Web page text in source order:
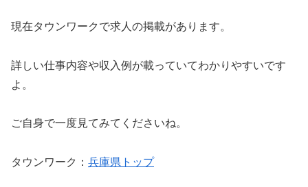
現在タウンワークで求人の掲載があります。
詳しい仕事内容や収入例が載っていてわかりやすいです
よ。
ご自身で一度見てみてくださいね。
タウンワーク： 兵庫県トップ